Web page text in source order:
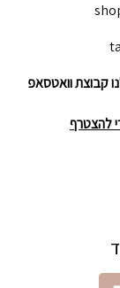
קבוצת וואטסאפ
להצטרף